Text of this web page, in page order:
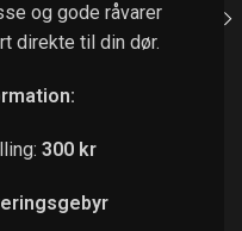
og gode råvarer
direkte til din dør.
300 kr